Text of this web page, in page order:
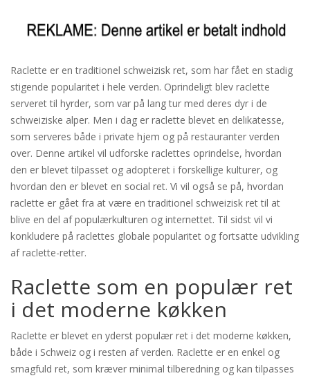
Raclette er en traditionel schweizisk ret, som har fået en stadig
stigende popularitet i hele verden. Oprindeligt blev raclette
serveret til hyrder, som var på lang tur med deres dyr i de
schweiziske alper. Men i dag er raclette blevet en delikatesse,
som serveres både i private hjem og på restauranter verden
over. Denne artikel vil udforske raclettes oprindelse, hvordan
den er blevet tilpasset og adopteret i forskellige kulturer, og
hvordan den er blevet en social ret. Vi vil også se på, hvordan
raclette er gået fra at være en traditionel schweizisk ret til at
blive en del af populærkulturen og internettet. Til sidst vil vi
konkludere på raclettes globale popularitet og fortsatte udvikling
af raclette-retter.
Raclette som en populær ret
i det moderne køkken
Raclette er blevet en yderst populær ret i det moderne køkken,
både i Schweiz og i resten af verden. Raclette er en enkel og
smagfuld ret, som kræver minimal tilberedning og kan tilpasses